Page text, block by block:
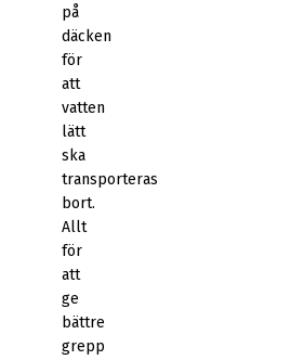
på
däcken
för
att
vatten
lätt
ska
transporteras
bort.
Allt
för
att
ge
bättre
grepp